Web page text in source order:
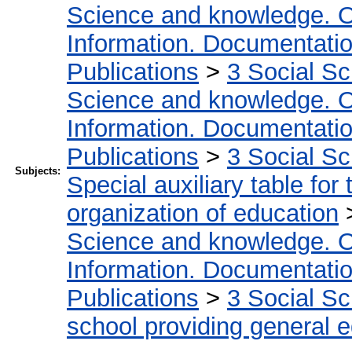
Subjects:
Science and knowledge.
Information.
Publications > 3 Social
Science and knowledge.
Information.
Publications > 3 Social
Special auxiliary table for
organization of education
Science and knowledge.
Information.
Publications > 3 Social
school providing general